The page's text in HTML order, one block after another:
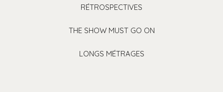
RÉTROSPECTIVES
THE SHOW MUST GO ON
LONGS MÉTRAGES